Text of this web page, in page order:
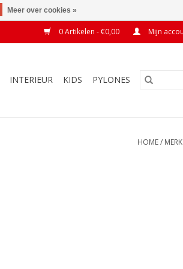
0 Artikelen - €0,00 Mijn
INTERIEUR KIDS PYLONES
HOME/
Meer over cookies »